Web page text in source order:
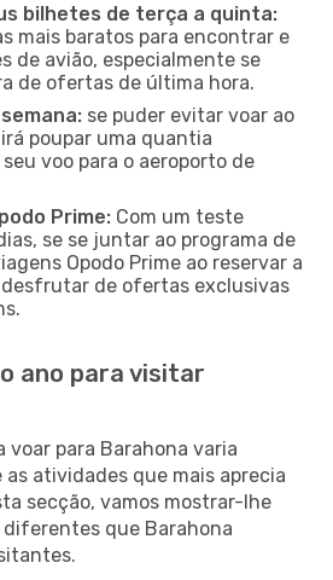
bilhetes de terça a quinta:
mais baratos para encontrar e
de avião, especialmente se
de ofertas de última hora.
se puder evitar voar ao
poupar uma quantia
voo para o aeroporto de
Prime: Com um teste
se se juntar ao programa de
Opodo Prime ao reservar a
desfrutar de ofertas exclusivas
ano para visitar
voar para Barahona varia
atividades que mais aprecia
secção, vamos mostrar-lhe
que Barahona